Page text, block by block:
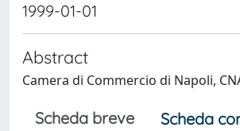
1999-01-01
Abstract
Camera di Commercio di Napoli,
Scheda breve
Scheda